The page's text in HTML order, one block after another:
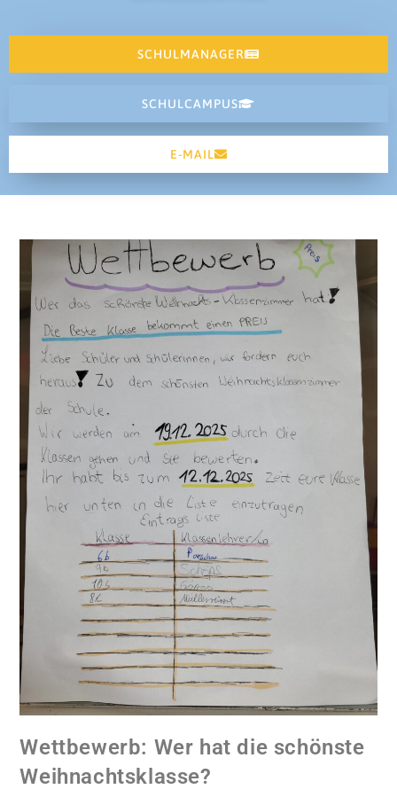
SCHULMANAGER
SCHULCAMPUS
E-MAIL
Wettbewerb: Wer hat die schönste
Weihnachtsklasse?